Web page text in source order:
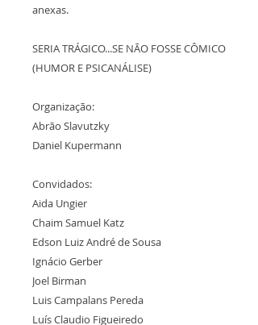
anexas.
SERIA TRÁGICO...SE NÃO FOSSE CÔMICO
(HUMOR E PSICANÁLISE)
Organização:
Abrão Slavutzky
Daniel Kupermann
Convidados:
Aida Ungier
Chaim Samuel Katz
Edson Luiz André de Sousa
Ignácio Gerber
Joel Birman
Luis Campalans Pereda
Luís Claudio Figueiredo